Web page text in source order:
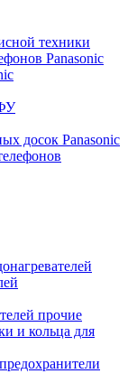
техники
Panasonic
досок Panasonic
прочие
и кольца для